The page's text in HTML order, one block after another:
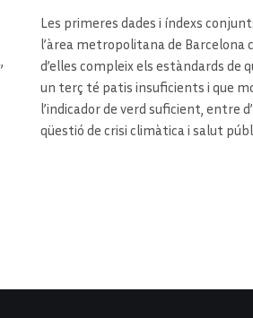
Les primeres dades i índexs
l’àrea metropolitana de Barcelona
d’elles compleix els estàndards de
un terç té patis insuficients i que
l’indicador de verd suficient, entre
qüestió de crisi climàtica i salut